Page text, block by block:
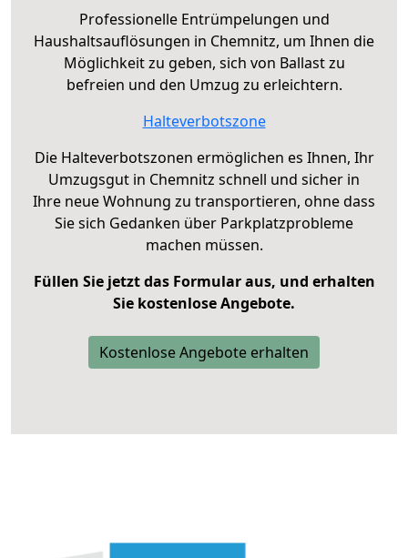
Professionelle Entrümpelungen und
Haushaltsauflösungen in Chemnitz, um Ihnen die
Möglichkeit zu geben, sich von Ballast zu
befreien und den Umzug zu erleichtern.
Halteverbotszone
Die Halteverbotszonen ermöglichen es Ihnen, Ihr
Umzugsgut in Chemnitz schnell und sicher in
Ihre neue Wohnung zu transportieren, ohne dass
Sie sich Gedanken über Parkplatzprobleme
machen müssen.
Füllen Sie jetzt das Formular aus, und erhalten
Sie kostenlose Angebote.
Kostenlose Angebote erhalten